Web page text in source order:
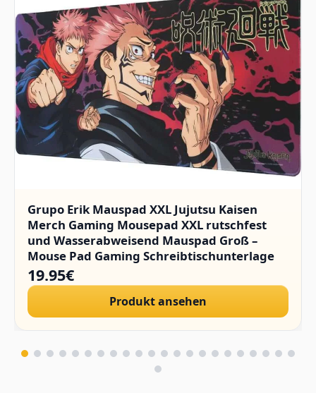
Grupo Erik Mauspad XXL Jujutsu Kaisen
Merch Gaming Mousepad XXL rutschfest
und Wasserabweisend Mauspad Groß –
Mouse Pad Gaming Schreibtischunterlage
PC Zubehör Gaming
19.95€
Produkt ansehen